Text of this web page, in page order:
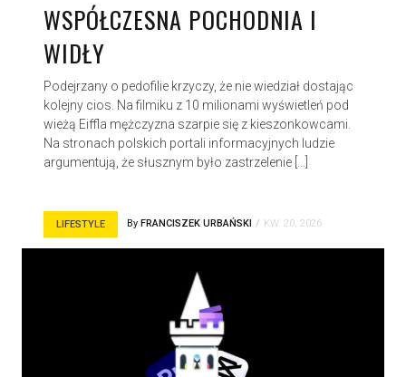
WSPÓŁCZESNA POCHODNIA I
WIDŁY
Podejrzany o pedofilie krzyczy, że nie wiedział dostając
kolejny cios. Na filmiku z 10 milionami wyświetleń pod
wieżą Eiffla mężczyzna szarpie się z kieszonkowcami.
Na stronach polskich portali informacyjnych ludzie
argumentują, że słusznym było zastrzelenie […]
LIFESTYLE By FRANCISZEK URBAŃSKI KW. 20, 2026